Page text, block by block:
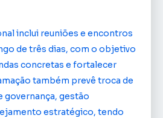
inclui reuniões e encontros
de três dias, com o objetivo
concretas e fortalecer
também prevê troca de
governança, gestão
estratégico, tendo